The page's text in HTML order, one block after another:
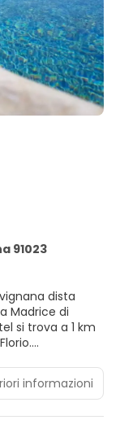
91023
dista
Madrice di
che
di noleggio
hotel
concierge e
informazioni